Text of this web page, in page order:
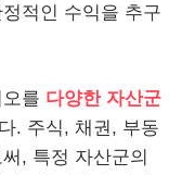
적인 수익을 추구
를 다양한 자산군
. 주식, 채권, 부동
, 특정 자산군의